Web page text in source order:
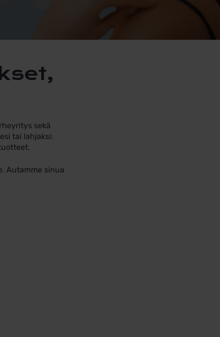
sekä
tai lahjaksi:
Autamme sinua